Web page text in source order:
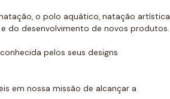
o polo aquático, natação artística
do desenvolvimento de novos produtos.
pelos seus designs
em nossa missão de alcançar a